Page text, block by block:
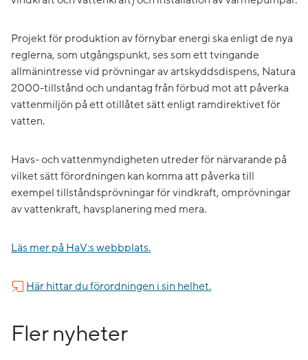
Projekt för produktion av förnybar energi ska enligt de nya
reglerna, som utgångspunkt, ses som ett tvingande
allmänintresse vid prövningar av artskyddsdispens, Natura
2000-tillstånd och undantag från förbud mot att påverka
vattenmiljön på ett otillåtet sätt enligt ramdirektivet för
vatten.
Havs- och vattenmyndigheten utreder för närvarande på
vilket sätt förordningen kan komma att påverka till
exempel tillståndsprövningar för vindkraft, omprövningar
av vattenkraft, havsplanering med mera.
Läs mer på HaV:s webbplats.
Här hittar du förordningen i sin helhet.
Fler nyheter